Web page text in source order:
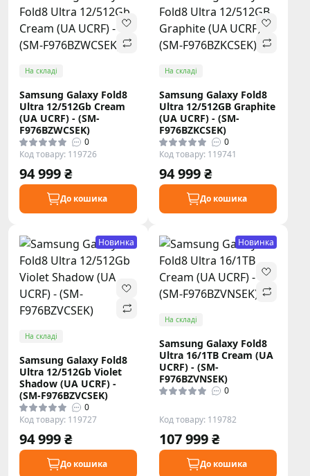
На складі
Samsung Galaxy Fold8
Ultra 12/512Gb Cream
(UA UCRF) - (SM-
F976BZWCSEK)
0
Код товару: 119726
94 999 ₴
До кошика
На складі
Samsung Galaxy Fold8
Ultra 12/512GB Graphite
(UA UCRF) - (SM-
F976BZKCSEK)
0
Код товару: 119741
94 999 ₴
До кошика
Новинка
На складі
Samsung Galaxy Fold8
Ultra 12/512Gb Violet
Shadow (UA UCRF) -
(SM-F976BZVCSEK)
0
Код товару: 119727
94 999 ₴
До кошика
Новинка
На складі
Samsung Galaxy Fold8
Ultra 16/1TB Cream (UA
UCRF) - (SM-
F976BZVNSEK)
0
Код товару: 119782
107 999 ₴
До кошика